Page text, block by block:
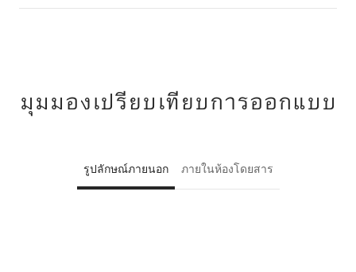
มุมมองเปรียบเทียบการออกแบบ
รูปลักษณ์ภายนอก ภายในห้องโดยสาร